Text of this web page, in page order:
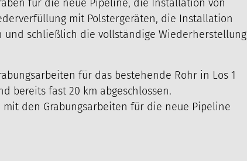
MASCHINENPARK KARRIERE
für die neue Pipeline, die Installation von
mit Polstergeräten, die Installation
und schließlich die vollständige Wiederherstellung
für das bestehende Rohr in Los 1
bereits fast 20 km abgeschlossen.
mit den Grabungsarbeiten für die neue Pipeline